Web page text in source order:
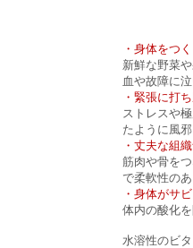
・身体をつ
新鮮な野菜
血や故障に
・緊張に打
ストレスや
たように風
・丈夫な組
筋肉や骨を
で柔軟性の
・身体がサ
体内の酸化
水溶性のビ